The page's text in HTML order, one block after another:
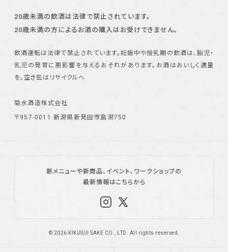
20歳未満の飲酒は法律で禁止されています。
20歳未満の方によるお酒の購入はお受けできません。
飲酒運転は法律で禁止されています。妊娠中や授乳期の飲酒は、胎児・
乳児の発育に悪影響を与えるおそれがあります。 お酒はおいしく適量
を。空き缶はリサイクルへ
菊水酒造株式会社
〒957-0011 新潟県新発田市島潟750
新メニューや新商品、イベント、ワークショップの
最新情報はこちらから
© 2026 KIKUSUI SAKE CO., LTD. All rights reserved.